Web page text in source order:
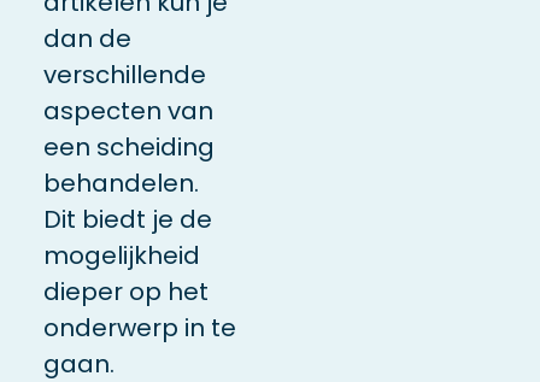
dan de
verschillende
aspecten van
een scheiding
behandelen.
Dit biedt je de
mogelijkheid
dieper op het
onderwerp in te
gaan.